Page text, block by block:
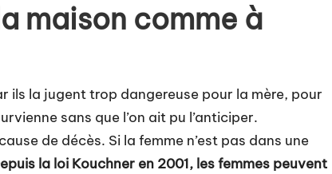
maison comme à
la jugent trop dangereuse pour la mère, pour
sans que l’on ait pu l’anticiper.
de décès. Si la femme n’est pas dans une
la loi Kouchner en 2001, les femmes peuvent